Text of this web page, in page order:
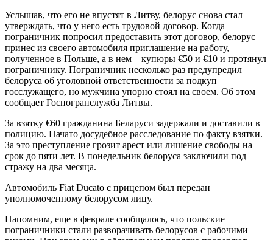
Услышав, что его не впустят в Литву, белорус снова стал
утверждать, что у него есть трудовой договор. Когда
пограничник попросил предоставить этот договор, белорус
принес из своего автомобиля приглашение на работу,
полученное в Польше, а в нем – купюры €50 и €10 и протянул
пограничнику. Пограничник несколько раз предупредил
белоруса об уголовной ответственности за подкуп
госслужащего, но мужчина упорно стоял на своем. Об этом
сообщает Госпогранслужба Литвы.
За взятку €60 гражданина Беларуси задержали и доставили в
полицию. Начато досудебное расследование по факту взятки.
За это преступление грозит арест или лишение свободы на
срок до пяти лет. В понедельник белоруса заключили под
стражу на два месяца.
Автомобиль Fiat Ducato с прицепом был передан
уполномоченному белорусом лицу.
Напомним, еще в феврале сообщалось, что польские
пограничники стали разворачивать белорусов с рабочими